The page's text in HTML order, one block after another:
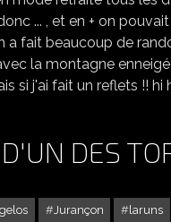
... , et en + on
a fait beaucoup de
avec la montagne
si j'ai fait un reflets !! hi
DES
gelos Jurançon
laruns